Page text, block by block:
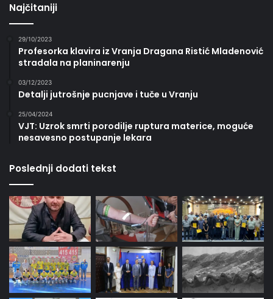
Najčitaniji
29/10/2023
Profesorka klavira iz Vranja Dragana Ristić Mladenović
stradala na planinarenju
03/12/2023
Detalji jutrošnje pucnjave i tuče u Vranju
25/04/2024
VJT: Uzrok smrti porodilje ruptura materice, moguće
nesavesno postupanje lekara
Poslednji dodati tekst